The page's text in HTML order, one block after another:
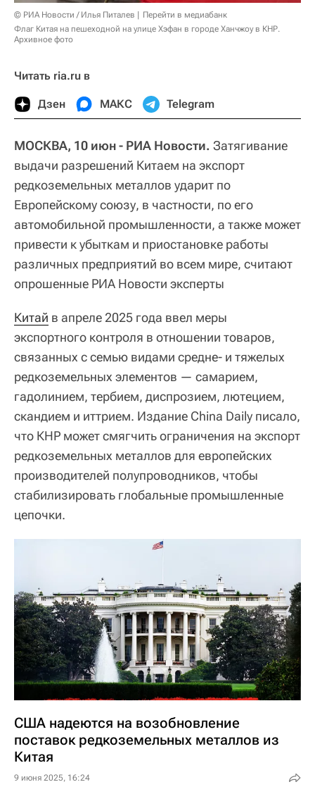
© РИА Новости / Илья Питалев
Перейти в медиабанк
Флаг Китая на пешеходной на улице Хэфан в городе Ханчжоу в КНР.
Архивное фото
Читать ria.ru в
Дзен МАКС Telegram
МОСКВА, 10 июн - РИА Новости. Затягивание
выдачи разрешений Китаем на экспорт
редкоземельных металлов ударит по
Европейскому союзу, в частности, по его
автомобильной промышленности, а также может
привести к убыткам и приостановке работы
различных предприятий во всем мире, считают
опрошенные РИА Новости эксперты
Китай в апреле 2025 года ввел меры
экспортного контроля в отношении товаров,
связанных с семью видами средне- и тяжелых
редкоземельных элементов — самарием,
гадолинием, тербием, диспрозием, лютецием,
скандием и иттрием. Издание China Daily писало,
что КНР может смягчить ограничения на экспорт
редкоземельных металлов для европейских
производителей полупроводников, чтобы
стабилизировать глобальные промышленные
цепочки.
США надеются на возобновление
поставок редкоземельных металлов из
Китая
9 июня 2025, 16:24